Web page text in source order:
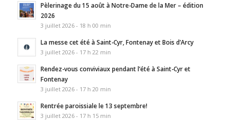
Pèlerinage du 15 août à Notre-Dame de la Mer – édition
2026
3 juillet 2026 - 18 h 00 min
La messe cet été à Saint-Cyr, Fontenay et Bois d’Arcy
3 juillet 2026 - 17 h 22 min
Rendez-vous conviviaux pendant l’été à Saint-Cyr et
Fontenay
3 juillet 2026 - 17 h 20 min
Rentrée paroissiale le 13 septembre!
3 juillet 2026 - 17 h 15 min